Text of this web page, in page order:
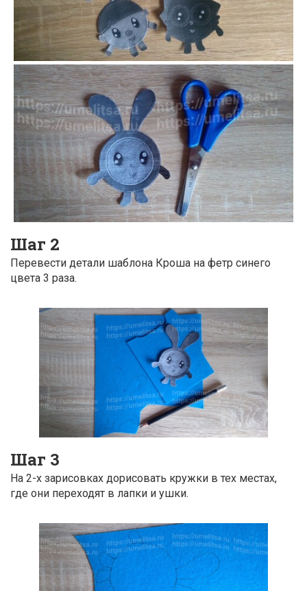
Шаг 2
Перевести детали шаблона Кроша на фетр синего
цвета 3 раза.
Шаг 3
На 2-х зарисовках дорисовать кружки в тех местах,
где они переходят в лапки и ушки.